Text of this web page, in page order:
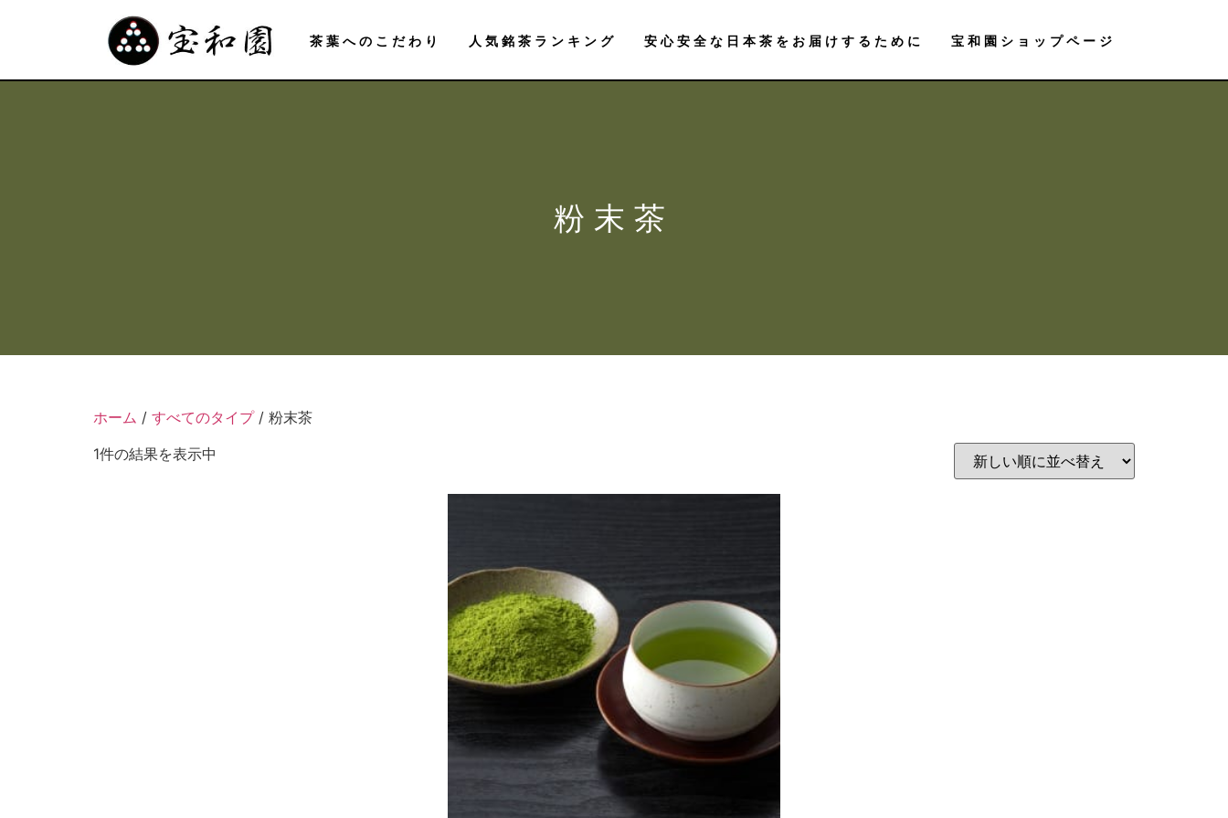
茶葉へのこだわり 人気銘茶ランキング 安心安全な日本茶をお届けするために 宝和園ショップページ
粉末茶
ホーム / すべてのタイプ/ 粉末茶
1件の結果を表示中